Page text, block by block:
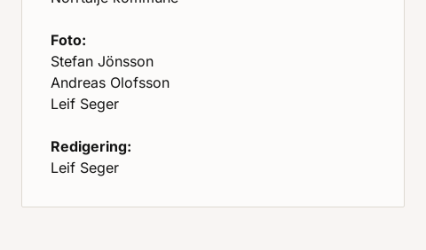
Foto:
Stefan Jönsson
Andreas Olofsson
Leif Seger
Redigering:
Leif Seger